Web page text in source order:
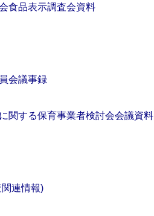
食品表示調査会資料
会議事録
関する保育事業者検討会会議資料
連情報)